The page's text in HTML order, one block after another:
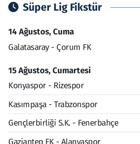
Süper Lig Fikstür
14 Ağustos, Cuma
Galatasaray - Çorum FK
15 Ağustos, Cumartesi
Konyaspor - Rizespor
Kasımpaşa - Trabzonspor
Gençlerbirliği S.K. - Fenerbahçe
Gaziantep FK - Alanyaspor